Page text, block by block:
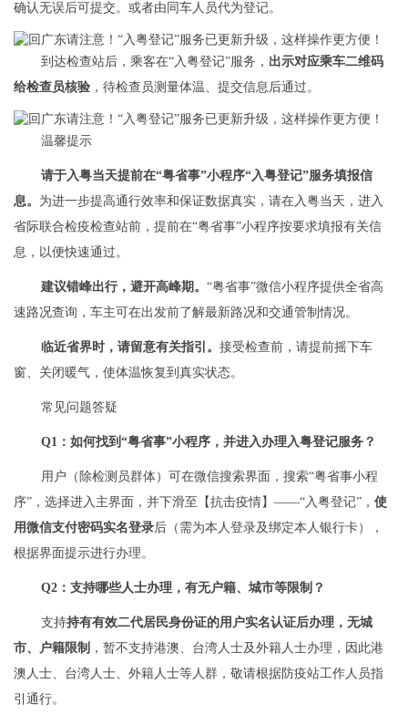
确认无误后可提交。或者由同车人员代为登记。
到达检查站后，乘客在“入粤登记”服务， 出示对应乘车二维码
给检查员核验 ，待检查员测量体温、提交信息后通过。
温馨提示
请于入粤当天提前在“粤省事”小程序“入粤登记”服务填报信
息。 为进一步提高通行效率和保证数据真实，请在入粤当天，进入
省际联合检疫检查站前，提前在“粤省事”小程序按要求填报有关信
息，以便快速通过。
建议错峰出行，避开高峰期。 “粤省事”微信小程序提供全省高
速路况查询，车主可在出发前了解最新路况和交通管制情况。
临近省界时，请留意有关指引。 接受检查前，请提前摇下车
窗、关闭暖气，使体温恢复到真实状态。
常见问题答疑
Q1： 如何找到“粤省事”小程序，并进入办理入粤登记服务？
用户（除检测员群体）可在微信搜索界面，搜索“粤省事小程
序”，选择进入主界面，并下滑至【抗击疫情】——“入粤登记”， 使
用微信支付密码实名登录后（需为本人登录及绑定本人银行卡），
根据界面提示进行办理。
Q2：支持哪些人士办理，有无户籍、城市等限制？
支持持有有效二代居民身份证的用户实名认证后办理，无城
市、户籍限制 ，暂不支持港澳、台湾人士及外籍人士办理，因此港
澳人士、台湾人士、外籍人士等人群，敬请根据防疫站工作人员指
引通行。